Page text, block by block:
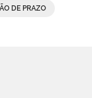
DE PRAZO